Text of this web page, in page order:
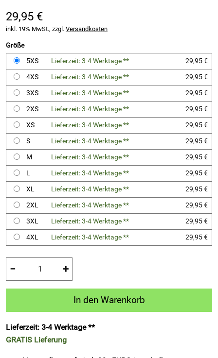
29,95 €
inkl. 19% MwSt., zzgl. Versandkosten
Größe
5XS
Lieferzeit: 3-4 Werktage **
29,95 €
4XS
Lieferzeit: 3-4 Werktage **
29,95 €
3XS
Lieferzeit: 3-4 Werktage **
29,95 €
2XS
Lieferzeit: 3-4 Werktage **
29,95 €
XS
Lieferzeit: 3-4 Werktage **
29,95 €
S
Lieferzeit: 3-4 Werktage **
29,95 €
M
Lieferzeit: 3-4 Werktage **
29,95 €
L
Lieferzeit: 3-4 Werktage **
29,95 €
XL
Lieferzeit: 3-4 Werktage **
29,95 €
2XL
Lieferzeit: 3-4 Werktage **
29,95 €
3XL
Lieferzeit: 3-4 Werktage **
29,95 €
4XL
Lieferzeit: 3-4 Werktage ** 29,95 €
− +
In den Warenkorb
Lieferzeit: 3-4 Werktage **
GRATIS Lieferung